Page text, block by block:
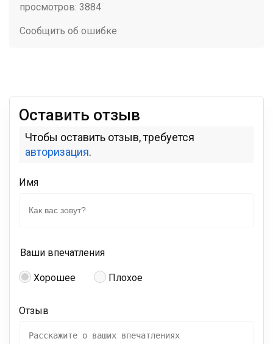
просмотров: 3884
Сообщить об ошибке
Оставить отзыв
Чтобы оставить отзыв, требуется
авторизация.
Имя
Ваши впечатления
Хорошее Плохое
Отзыв